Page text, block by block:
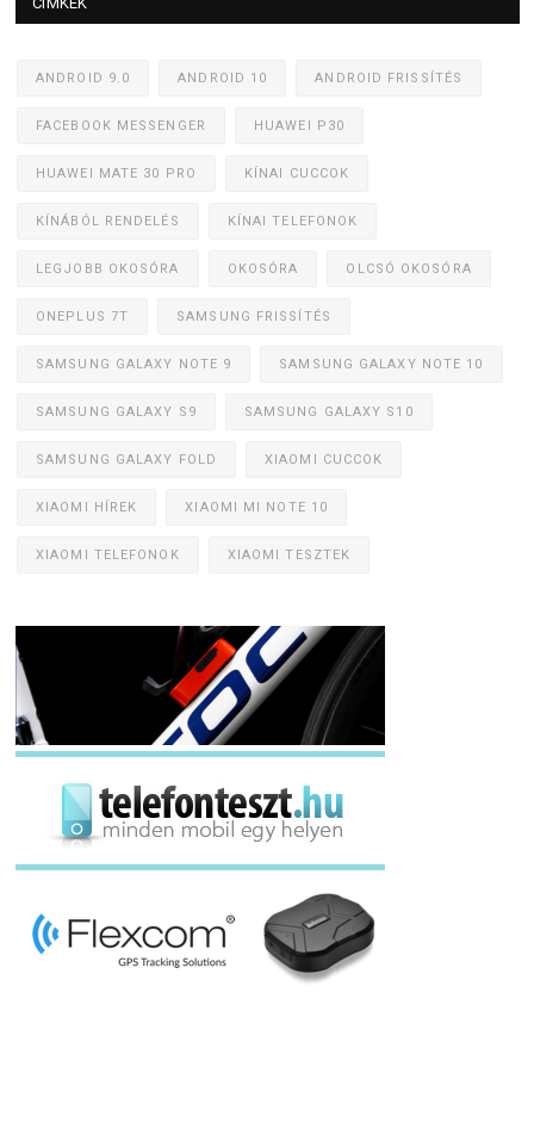
ANDROID 9.0 ANDROID 10 ANDROID FRISSÍTÉS
FACEBOOK MESSENGER HUAWEI P30
HUAWEI MATE 30 PRO KÍNAI CUCCOK
KÍNÁBÓL RENDELÉS KÍNAI TELEFONOK
LEGJOBB OKOSÓRA OKOSÓRA OLCSÓ OKOSÓRA
ONEPLUS 7T SAMSUNG FRISSÍTÉS
SAMSUNG GALAXY NOTE 9 SAMSUNG GALAXY NOTE 10
SAMSUNG GALAXY S9 SAMSUNG GALAXY S10
SAMSUNG GALAXY FOLD XIAOMI CUCCOK
XIAOMI HÍREK XIAOMI MI NOTE 10
XIAOMI TELEFONOK XIAOMI TESZTEK